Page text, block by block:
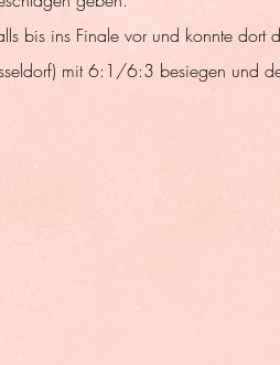
bis ins Finale vor und konnte dort
mit 6:1/6:3 besiegen und